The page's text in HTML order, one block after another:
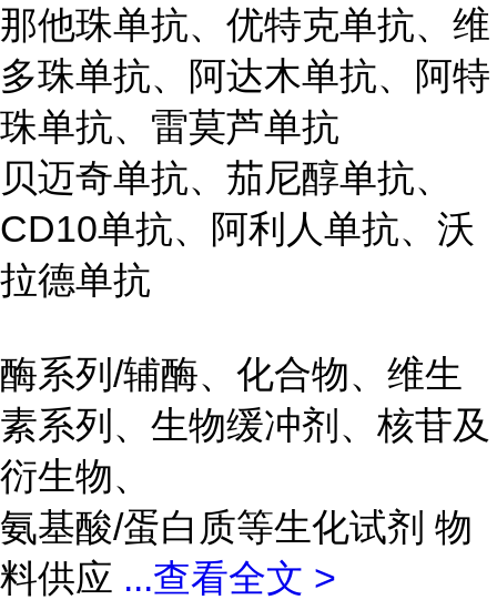
那他珠单抗、优特克单抗、维
多珠单抗、阿达木单抗、阿特
珠单抗、雷莫芦单抗
贝迈奇单抗、茄尼醇单抗、
CD10单抗、阿利人单抗、沃
拉德单抗
酶系列/辅酶、化合物、维生
素系列、生物缓冲剂、核苷及
衍生物、
氨基酸/蛋白质等生化试剂 物
料供应 ...查看全文 >